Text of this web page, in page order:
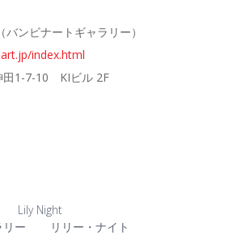
ンビナートギャラリー）
index.html
田1-7-10 KIビル 2F
Lily Night
ー
リリー・ナイト